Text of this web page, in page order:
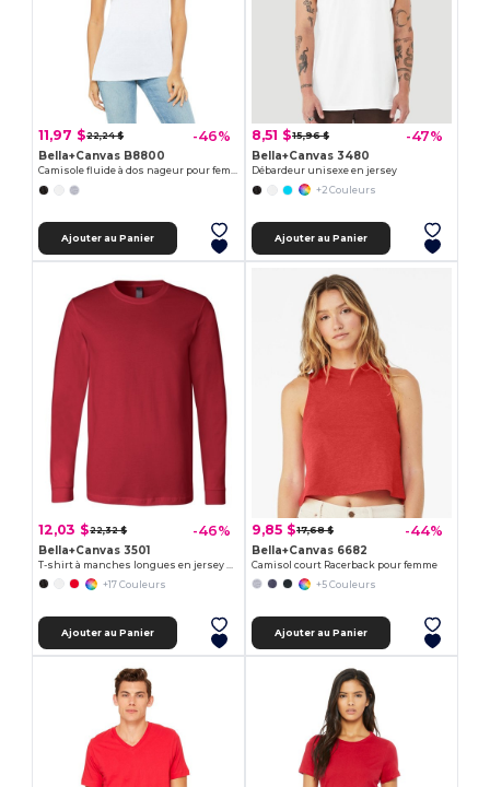
11,97 $22,24 $ -46%
Bella+Canvas B8800
Camisole fluide à dos nageur pour femmes
Ajouter au Panier
8,51 $15,96 $ -47%
Bella+Canvas 3480
Débardeur unisexe en jersey
+2 Couleurs
Ajouter au Panier
12,03 $22,32 $ -46%
Bella+Canvas 3501
T-shirt à manches longues en jersey pour hommes
+17 Couleurs
Ajouter au Panier
9,85 $17,68 $ -44%
Bella+Canvas 6682
Camisol court Racerback pour femme
+5 Couleurs
Ajouter au Panier